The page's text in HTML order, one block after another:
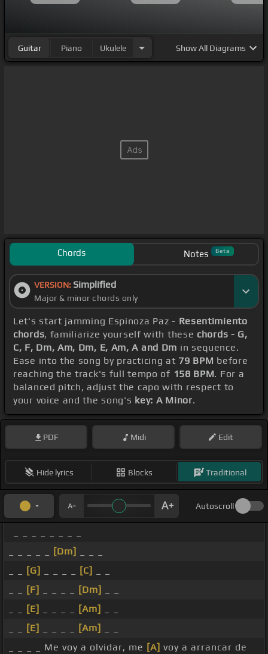
Guitar Piano Ukulele ShowAll Diagrams
Chords Notes Beta
VERSION: Simplified
Major & minor chords only
Let's start jamming Espinoza Paz - Resentimiento
chords, familiarize yourself with these chords - G,
C, F, Dm, Am, Dm, E, Am, A and Dm in sequence.
Ease into the song by practicing at 79 BPM before
reaching the track's full tempo of 158 BPM. For a
balanced pitch, adjust the capo with respect to
your voice and the song's key: A Minor.
PDF Midi Edit
Hide lyrics Blocks Traditional
Autoscroll
[Dm]
[G] [C]
[F] [Dm]
[E] [Am]
[E] [Am]
_ _ _ _ Me voy a olvidar, me [A] voy a arrancar de